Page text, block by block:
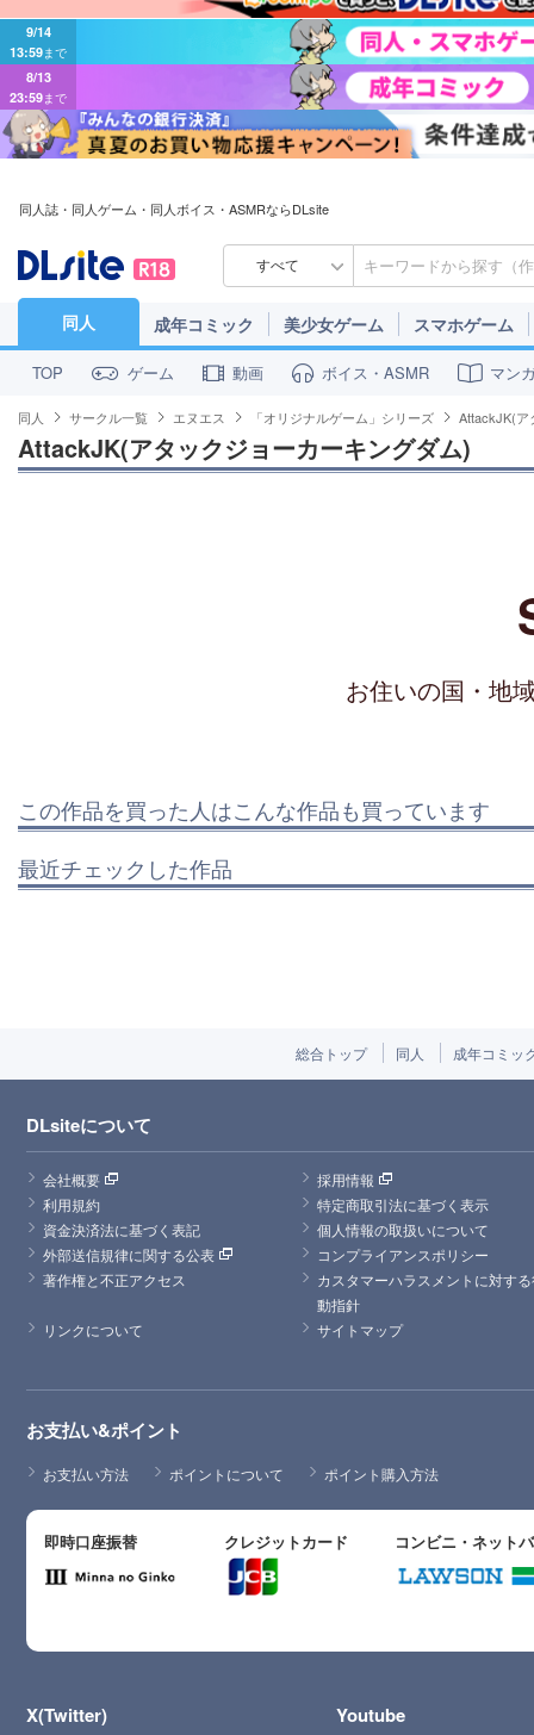
9/14
13:59まで
8/13
23:59まで
同人誌・同人ゲーム・同人ボイス・ASMRならDLsite
すべて
同人 成年コミック 美少女ゲーム スマホゲーム
TOP ゲーム 動画 ボイス・ASMR マン
同人 サークル一覧 エヌエス 「オリジナルゲーム」シリーズ AttackJK(ア
AttackJK(アタックジョーカーキングダム)
お住いの国・地
この作品を買った人はこんな作品も買っています
最近チェックした作品
総合トップ 同人 成年コミッ
DLsiteについて
会社概要
採用情報
利用規約
特定商取引法に基づく表示
資金決済法に基づく表記
個人情報の取扱いについて
外部送信規律に関する公表
コンプライアンスポリシー
著作権と不正アクセス
カスタマーハラスメントに対す
動指針
リンクについて
サイトマップ
お支払い&ポイント
お支払い方法 ポイントについて ポイント購入方法
即時口座振替 クレジットカード コンビニ・ネット
X(Twitter) Youtube